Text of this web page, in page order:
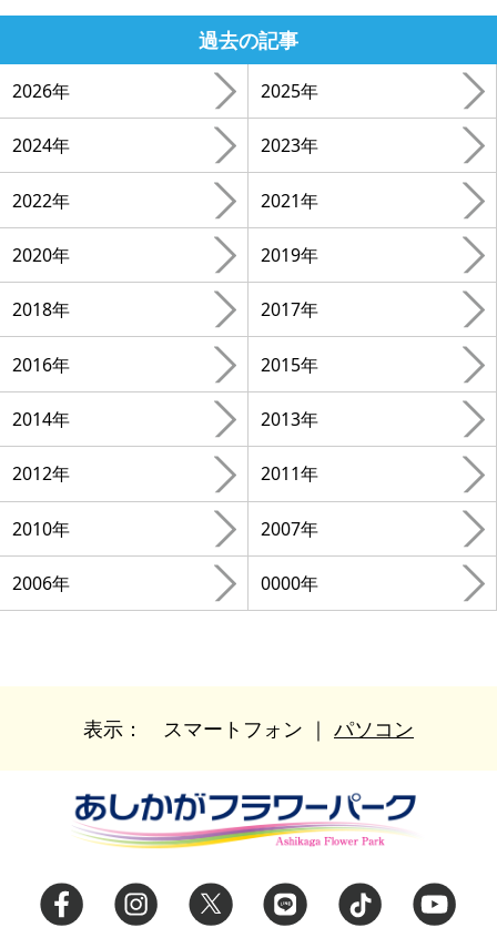
過去の記事
2026年 2025年
2024年 2023年
2022年 2021年
2020年 2019年
2018年 2017年
2016年 2015年
2014年 2013年
2012年 2011年
2010年 2007年
2006年 0000年
表示： スマートフォン ｜ パソコン